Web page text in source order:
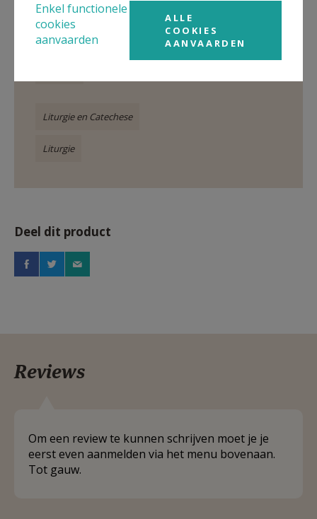
Meer
Liturgie en Catechese
Liturgie
Deel dit product
Reviews
Om een review te kunnen schrijven moet je je
eerst even aanmelden via het menu bovenaan.
Tot gauw.
Enkel functionele
cookies
aanvaarden
ALLE
COOKIES
AANVAARDEN